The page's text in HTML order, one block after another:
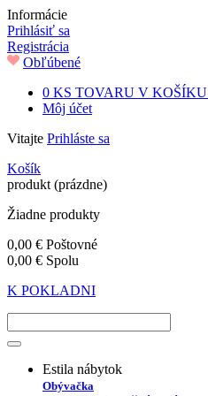
Informácie
Prihlásiť sa
Registrácia
Obľúbené
0 KS TOVARU V KOŠÍKU
Môj účet
Vitajte Prihláste sa
Košík
produkt (prázdne)
Žiadne produkty
0,00 € Poštovné
0,00 € Spolu
K POKLADNI
Estila nábytok
Obývačka